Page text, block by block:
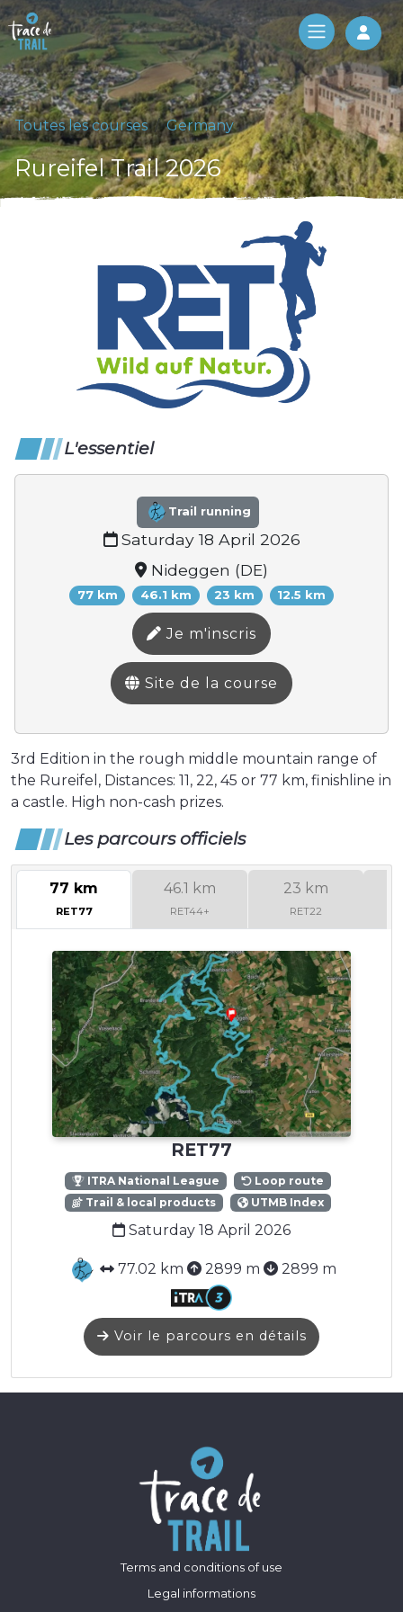
Log
Toutes les courses Germany
Rureifel Trail 2026
L'essentiel
Trail running
Saturday 18 April 2026
Nideggen (DE)
77 km 46.1 km 23 km 12.5 km
Je m'inscris
Site de la course
3rd Edition in the rough middle mountain range of
the Rureifel, Distances: 11, 22, 45 or 77 km, finishline in
a castle. High non-cash prizes.
Les parcours officiels
77 km
RET77
46.1 km
RET44+
23 km
RET22
RET77
ITRA National League
Loop route
Trail & local products
UTMB Index
Saturday 18 April 2026
77.02 km 2899 m 2899 m
Voir le parcours en détails
Terms and conditions of use
Legal informations